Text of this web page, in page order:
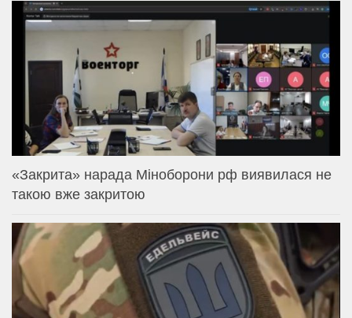
«Закрита» нарада Міноборони рф виявилася не
такою вже закритою